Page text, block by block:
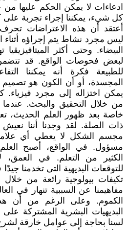
ادعاءات لا يمكن الحكم عليها
كل شيء، يمكننا إجراء تجربة على
أعتقد أن هذه الاعتراضات تحرف
ليس مجرد نشاط يتم إجراؤه أثناء
البيضاء. وحتى أكثر
لبعض فحوصات الواقع. قد تتضمن
للطبيعة فكرة أنه يمكننا
المجسدة، أو أن الكون هو تصميم
يمكن اختزاله إلى مجرد فيزياء.
من خلال التحقيق والبحث. عندما
خاصة بعد ظهور العلم الحديث،
ذات الصلة. لقد وجدنا أننا
مجسم الشكل لا يعطي أي
مسؤول. في الواقع، أصبح العلم
الكثير من التعلم. في العمق،
للتوقعات البديهية التي تخدمنا جيدًا
تكيفات بيولوجية رائعة من
مفاهيمنا عن السببية تنهار في
الكموم. وعلى الرغم من أن
البديهيات البشرية المشتركة
لسنا بحاجة إلى عوامل خارقة